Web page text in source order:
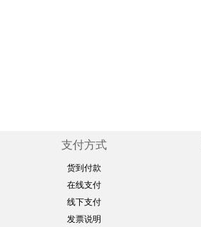
支付方式
货到付款
在线支付
线下支付
发票说明